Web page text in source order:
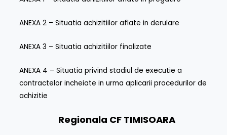
ANEXA 2 – Situatia achizitiilor aflate in derulare
ANEXA 3 – Situatia achizitiilor finalizate
ANEXA 4 – Situatia privind stadiul de executie a
contractelor incheiate in urma aplicarii procedurilor de
achizitie
Regionala CFTIMISOARA